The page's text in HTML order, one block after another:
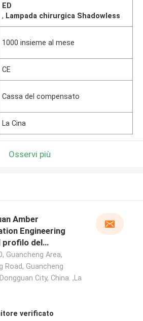
ED
, Lampada chirurgica Shadowless
1000 insieme al mese
CE
Cassa del compensato
La Cina
Osservi più
Amber
Engineering
profilo del
Guancheng Area,
Road, Guancheng
City, China. ,La
verificato